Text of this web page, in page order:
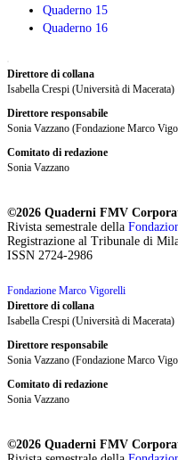
Quaderno 15
Quaderno 16
Direttore di collana
Isabella Crespi (Università di Macerata)
Direttore responsabile
Sonia Vazzano (Fondazione Marco
Comitato di redazione
Sonia Vazzano
©2026 Quaderni FMV
Rivista semestrale della
Registrazione al Tribunale di
ISSN 2724-2986
Fondazione Marco Vigorelli
Direttore di collana
Isabella Crespi (Università di Macerata)
Direttore responsabile
Sonia Vazzano (Fondazione Marco
Comitato di redazione
Sonia Vazzano
©2026 Quaderni FMV